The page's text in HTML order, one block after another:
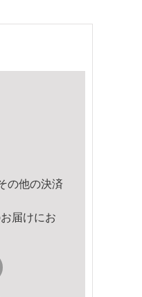
の他の決済
届けにお